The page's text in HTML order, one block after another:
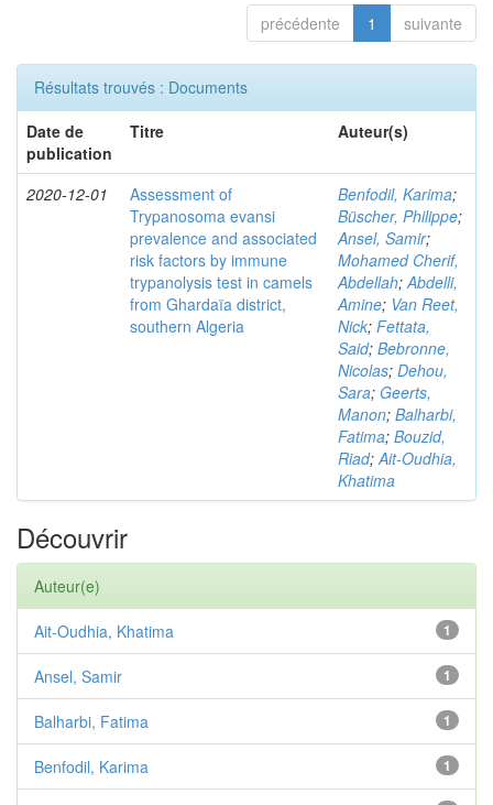
précédente 1 suivante
Résultats trouvés : Documents
Date de
publication
Titre Auteur(s)
2020-12-01
Assessment of
Trypanosoma evansi
prevalence and associated
risk factors by immune
trypanolysis test in camels
from Ghardaïa district,
southern Algeria
Benfodil, Karima;
Büscher, Philippe;
Ansel, Samir;
Mohamed Cherif,
Abdellah;Abdelli,
Amine; Van Reet,
Nick; Fettata,
Said; Bebronne,
Nicolas; Dehou,
Sara; Geerts,
Manon; Balharbi,
Fatima; Bouzid,
Riad;Ait-Oudhia,
Khatima
Découvrir
Auteur(e)
1
Ait-Oudhia, Khatima
1
Ansel, Samir
1
Balharbi, Fatima
1
Benfodil, Karima